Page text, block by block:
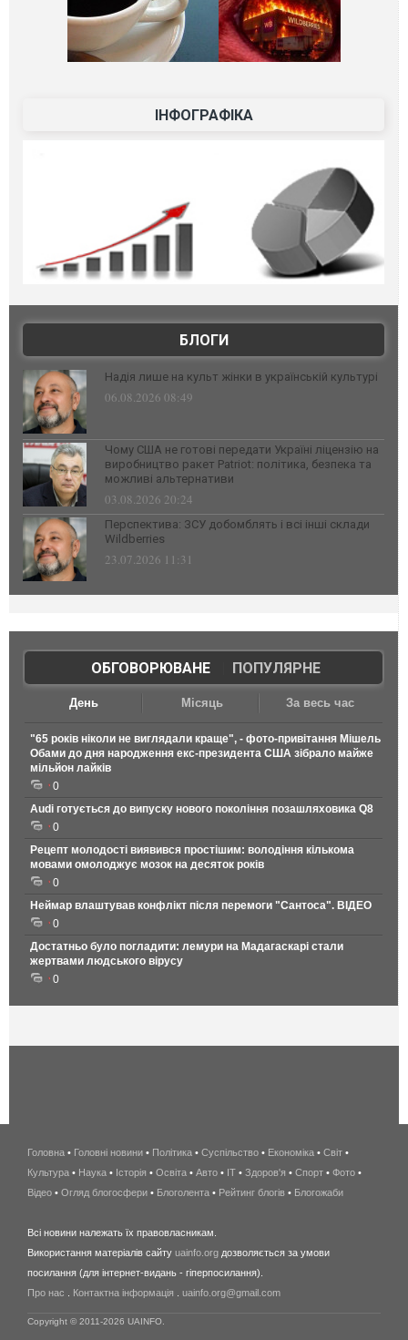
ІНФОГРАФІКА
БЛОГИ
Надія лише на культ жінки в українській культурі
06.08.2026 08:49
Чому США не готові передати Україні ліцензію на
виробництво ракет Patriot: політика, безпека та
можливі альтернативи
03.08.2026 20:24
Перспектива: ЗСУ добомблять і всі інші склади
Wildberries
23.07.2026 11:31
ОБГОВОРЮВАНЕ| ПОПУЛЯРНЕ
День Місяць За весь час
"65 років ніколи не виглядали краще", - фото-привітання Мішель
Обами до дня народження екс-президента США зібрало майже
мільйон лайків
0
Audi готується до випуску нового покоління позашляховика Q8
0
Рецепт молодості виявився простішим: володіння кількома
мовами омолоджує мозок на десяток років
0
Неймар влаштував конфлікт після перемоги "Сантоса". ВІДЕО
0
Достатньо було погладити: лемури на Мадагаскарі стали
жертвами людського вірусу
0
беспроводной
интернет
киев
wimax
в
Головна • Головні новини • Політика • Суспільство • Економіка • Світ •
Культура • Наука • Історія • Освіта • Авто • IT • Здоров'я • Спорт • Фото •
Відео • Огляд блогосфери • Блоголента • Рейтинг блогів • Блогожаби
Всі новини належать їх правовласникам.
Використання матеріалів сайту uainfo.org дозволяється за умови
посилання (для інтернет-видань - гіперпосилання).
Про нас
Контактна інформація uainfo.org@gmail.com
Copyright © 2011-2026 UAINFO.